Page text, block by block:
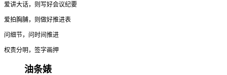
爱讲大话，则写好会议纪要
爱拍胸脯，则做好推进表
问细节，问时间推进
权责分明，签字画押
油条婊